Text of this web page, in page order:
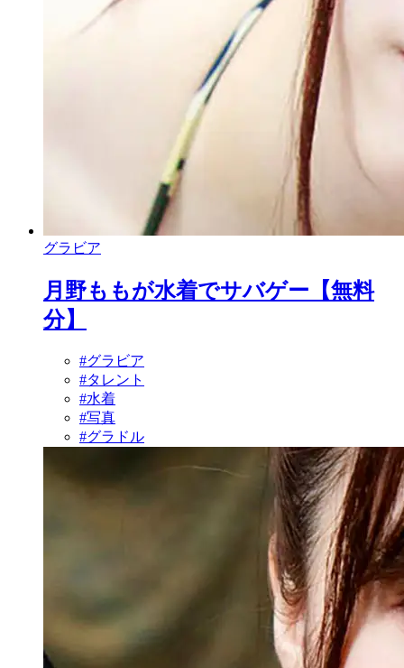
グラビア
月野ももが水着でサバゲー【無料
分】
#グラビア
#タレント
#水着
#写真
#グラドル